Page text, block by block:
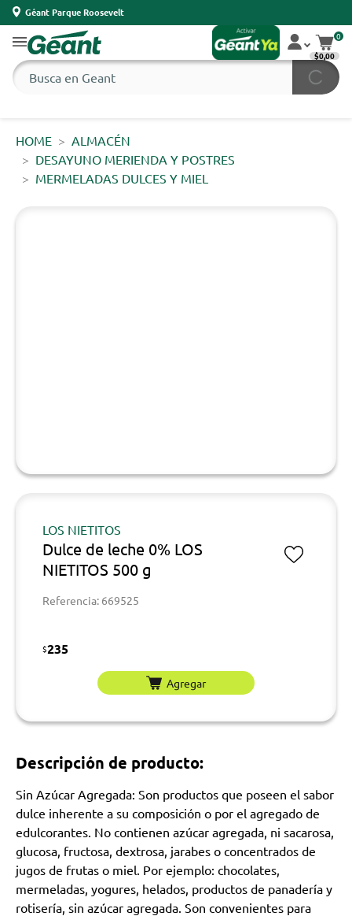
Géant Parque Roosevelt
0
$0,00
HOME
ALMACÉN
DESAYUNO MERIENDA Y POSTRES
MERMELADAS DULCES Y MIEL
LOS NIETITOS
Dulce de leche 0% LOS
NIETITOS 500 g
Referencia: 669525
$235
Agregar
Descripción de producto:
Sin Azúcar Agregada: Son productos que poseen el sabor
dulce inherente a su composición o por el agregado de
edulcorantes. No contienen azúcar agregada, ni sacarosa,
glucosa, fructosa, dextrosa, jarabes o concentrados de
jugos de frutas o miel. Por ejemplo: chocolates,
mermeladas, yogures, helados, productos de panadería y
rotisería, sin azúcar agregada. Son convenientes para